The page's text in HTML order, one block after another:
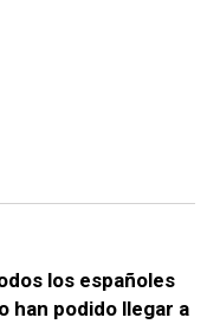
los españoles
han podido llegar a